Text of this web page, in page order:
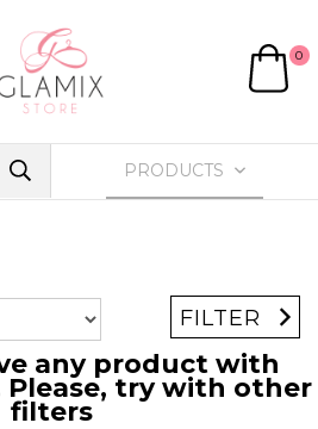
0
PRODUCTS
FILTER
any product with
Please, try with other
filters